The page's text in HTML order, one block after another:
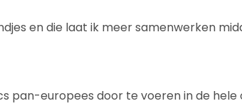
en die laat ik meer samenwerken
pan-europees door te voeren in de hele